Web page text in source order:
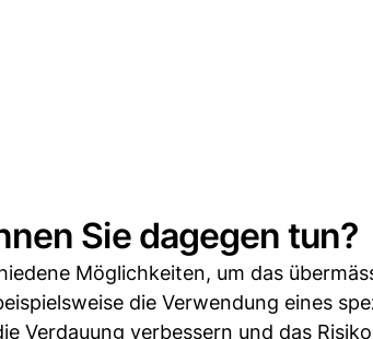
Sie dagegen tun?
Möglichkeiten, um das
die Verwendung eines
Verdauung verbessern und das